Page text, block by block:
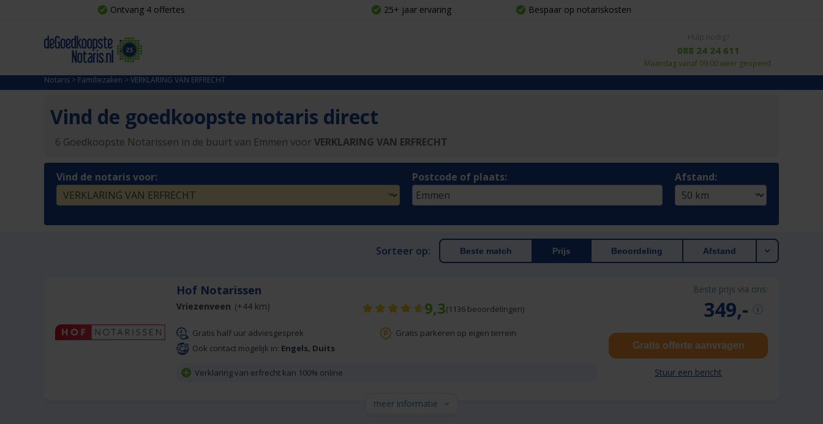
Ontvang 4 offertes 25+ jaar ervaring Bespaar op notariskosten
088 24 24 611
Maandag vanaf 09:00 weer geopend
Notaris > Familiezaken >VERKLARING VAN ERFRECHT
Vind de goedkoopste notaris direct
6 Goedkoopste Notarissen in de buurt van Emmen voor VERKLARING VAN ERFRECHT
Vind de notaris voor: Postcode of plaats: Afstand:
Sorteer op: Beste match Prijs Beoordeling Afstand
Beste prijs via ons:
349,-
Hof Notarissen
9,3(1136 beoordelingen)
Vriezenveen (+44 km)
Gratis half uur adviesgesprek
Gratis parkeren op eigen terrein
Ook contact mogelijk in: Engels, Duits
Verklaring van erfrecht kan 100% online
Gratis offerte aanvragen
Stuur een bericht
meer informatie